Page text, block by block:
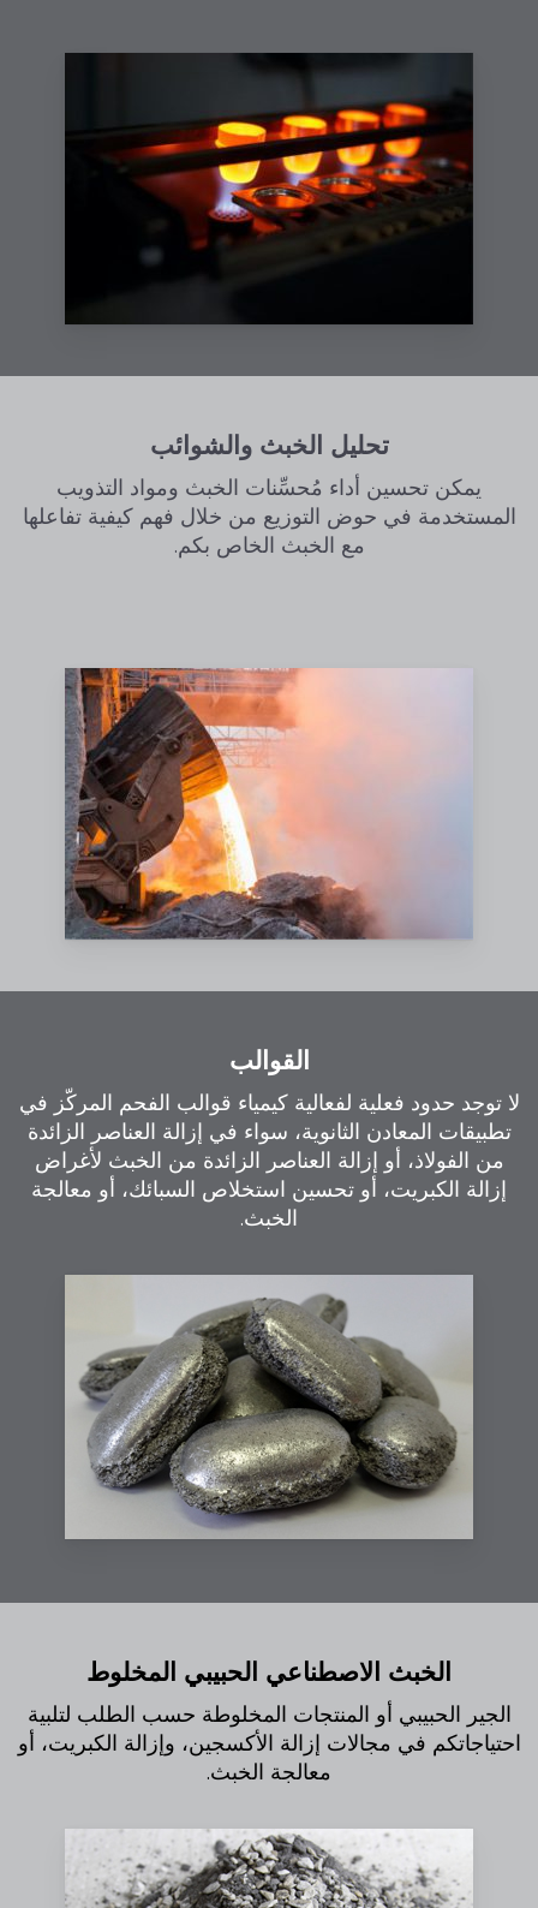
تحليل الخبث والشوائب
يمكن تحسين أداء مُحسِّنات الخبث ومواد التذويب
المستخدمة في حوض التوزيع من خلال فهم كيفية تفاعلها
مع الخبث الخاص بكم.
القوالب
لا توجد حدود فعلية لفعالية كيمياء قوالب الفحم المركّز في
تطبيقات المعادن الثانوية، سواء في إزالة العناصر الزائدة
من الفولاذ، أو إزالة العناصر الزائدة من الخبث لأغراض
إزالة الكبريت، أو تحسين استخلاص السبائك، أو معالجة
الخبث.
الخبث الاصطناعي الحبيبي المخلوط
الجير الحبيبي أو المنتجات المخلوطة حسب الطلب لتلبية
احتياجاتكم في مجالات إزالة الأكسجين، وإزالة الكبريت، أو
معالجة الخبث.